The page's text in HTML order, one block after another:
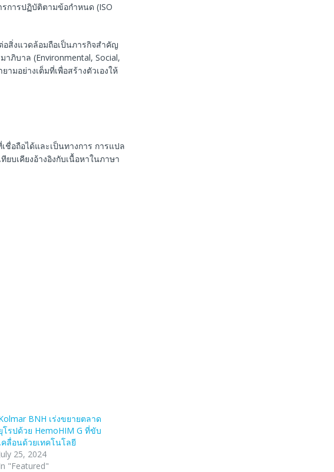
การปฏิบัติตามข้อกำหนด (ISO
อสิ่งแวดล้อมถือเป็นภารกิจสำคัญ
ภิบาล (Environmental, Social,
มอย่างเต็มที่เพื่อสร้างตัวเองให้
อถือได้และเป็นทางการ การแปล
บเคียงอ้างอิงกับเนื้อหาในภาษา
BNH เร่งขยายตลาด
โรปด้วย HemoHIM G ที่ขับ
คลื่อนด้วยเทคโนโลยี
July 25, 2024
In "Featured"